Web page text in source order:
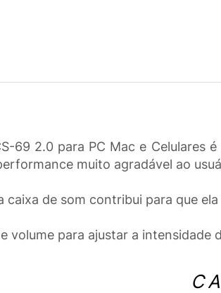
69 2.0 para PC Mac e
muito agradável ao
caixa de som contribui para que
volume para ajustar a